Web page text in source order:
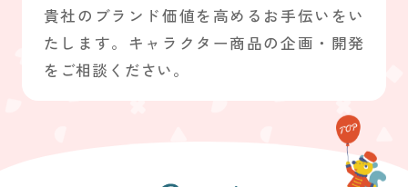
貴社のブランド価値を高めるお手伝いをい
たします。キャラクター商品の企画・開発
をご相談ください。